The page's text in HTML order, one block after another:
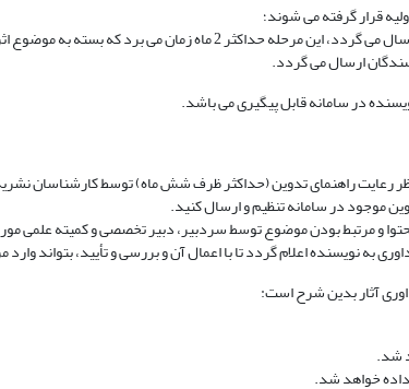
که بسته به موضوع اثر ممکن است این زمان تغییر نماید.
ارسال می گردد.
در سامانه قابل پیگیری می باشد.
نظر رعایت راهنمای تدوین (حداکثر ظرف شش ماه) توسط کارشناسان
موجود در سامانه تنظیم و ارسال کنید.
و مرتبط بودن موضوع توسط سردبیر، دبیر تخصصی و کمیته علمی
به نویسنده اعلام گردد تا با اعمال آن و بررسی و تأیید، بتواند
آثار بدین شرح است:
شد.
داده خواهد شد.